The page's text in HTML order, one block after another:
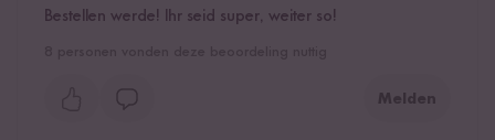
Bestellen werde! Ihr seid super, weiter so!
Melden